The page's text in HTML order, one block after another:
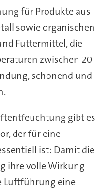
für Produkte aus
sowie organischen
Futtermittel, die
zwischen 20
schonend und
gibt es
der für eine
ist: Damit die
ihre volle Wirkung
Luftführung eine